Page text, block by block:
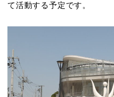
て活動する予定です。